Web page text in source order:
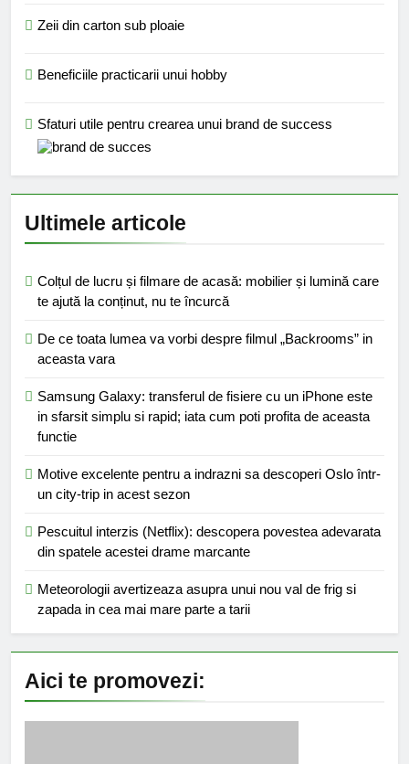
Zeii din carton sub ploaie
Beneficiile practicarii unui hobby
Sfaturi utile pentru crearea unui brand de success
Ultimele articole
Colțul de lucru și filmare de acasă: mobilier și lumină care
te ajută la conținut, nu te încurcă
De ce toata lumea va vorbi despre filmul „Backrooms” in
aceasta vara
Samsung Galaxy: transferul de fisiere cu un iPhone este
in sfarsit simplu si rapid; iata cum poti profita de aceasta
functie
Motive excelente pentru a indrazni sa descoperi Oslo într-
un city-trip in acest sezon
Pescuitul interzis (Netflix): descopera povestea adevarata
din spatele acestei drame marcante
Meteorologii avertizeaza asupra unui nou val de frig si
zapada in cea mai mare parte a tarii
Aici te promovezi: